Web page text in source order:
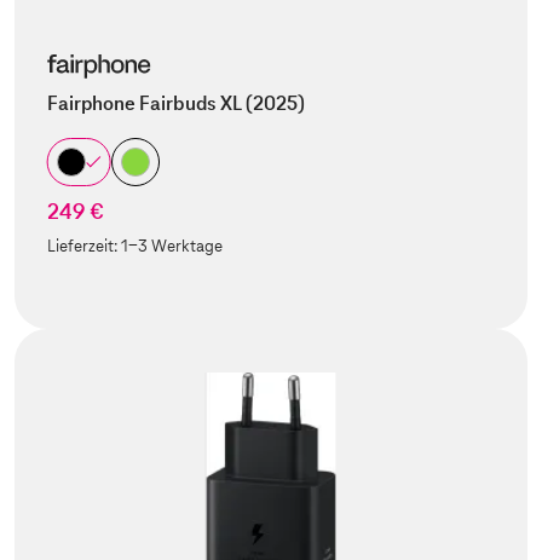
Fairphone Fairbuds XL (2025)
249 €
Lieferzeit:1-3 Werktage